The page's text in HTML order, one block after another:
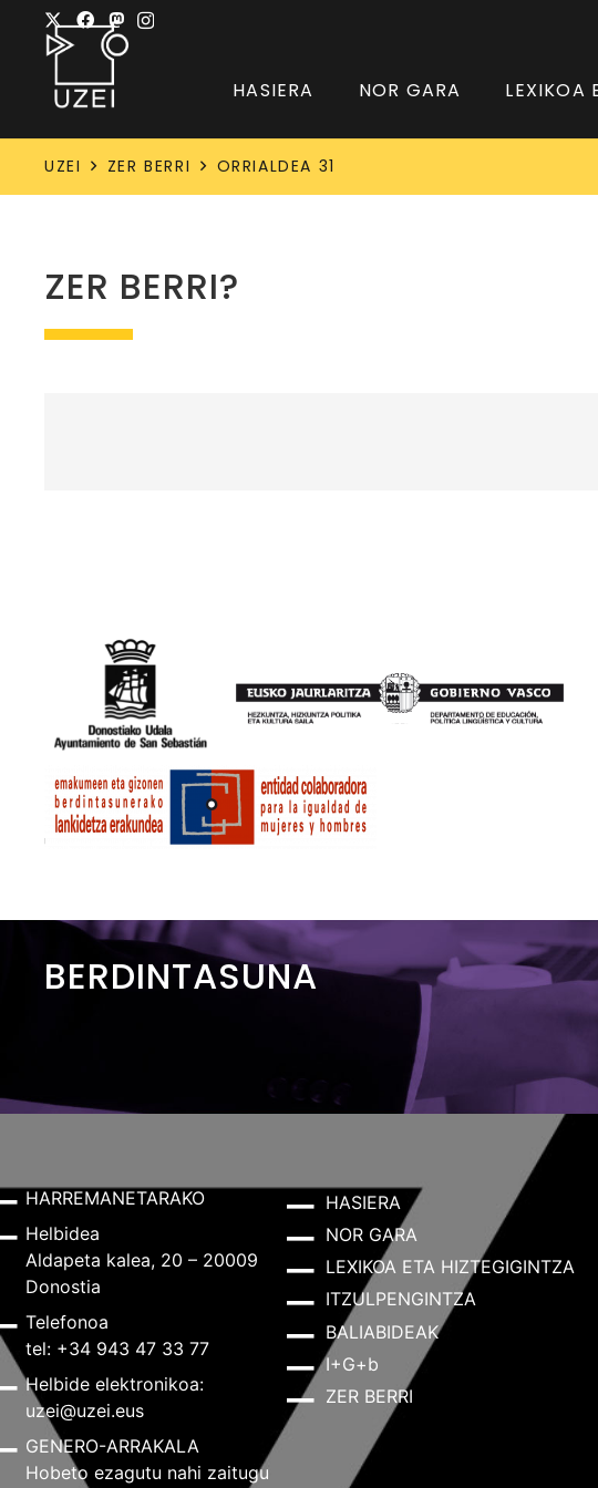
HASIERA NOR GARA LEXIKOA
UZEI ZER BERRI ORRIALDEA 31
ZER BERRI?
BERDINTASUNA
HARREMANETARAKO
Helbidea
Aldapeta kalea, 20 – 20009
Donostia
Telefonoa
tel: +34 943 47 33 77
Helbide elektronikoa:
uzei@uzei.eus
GENERO-ARRAKALA
Hobeto ezagutu nahi zaitugu
HASIERA
NOR GARA
LEXIKOA ETA HIZTEGIGINTZA
ITZULPENGINTZA
BALIABIDEAK
I+G+b
ZER BERRI